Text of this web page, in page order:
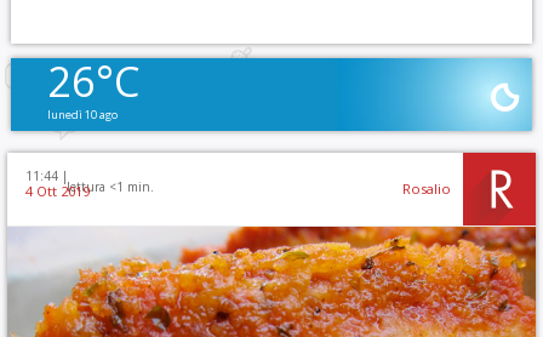
26°C
lunedì 10 ago
11:44 |
lettura <1 min.
4 Ott 2019 Rosalio